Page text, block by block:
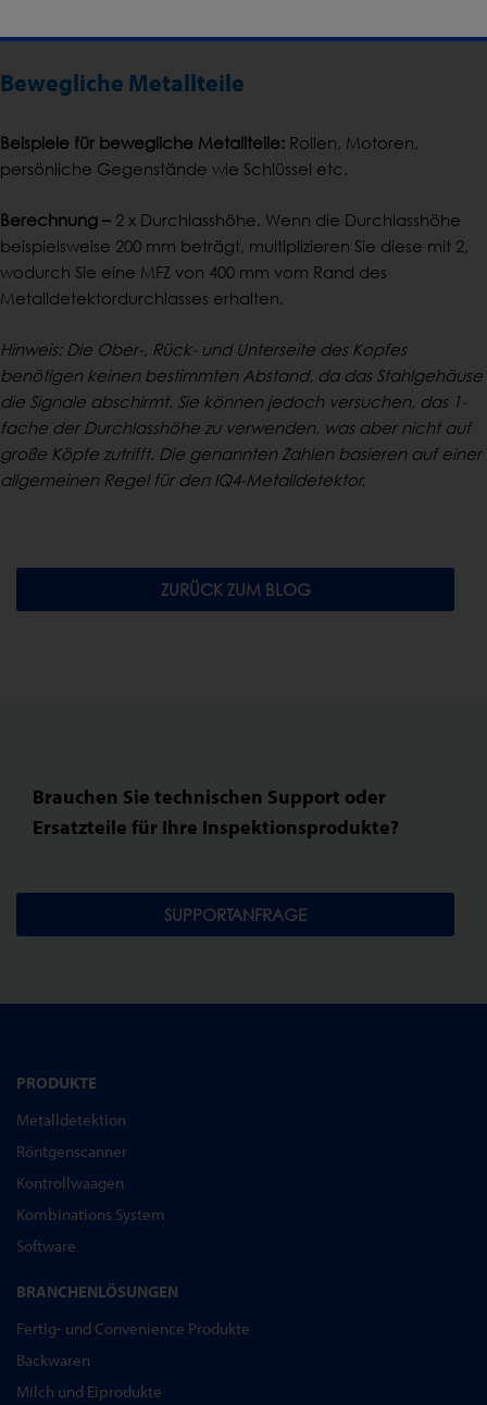
Bewegliche Metallteile
Beispiele für bewegliche Metallteile: Rollen, Motoren,
persönliche Gegenstände wie Schlüssel etc.
Berechnung – 2 x Durchlasshöhe. Wenn die Durchlasshöhe
beispielsweise 200 mm beträgt, multiplizieren Sie diese mit 2,
wodurch Sie eine MFZ von 400 mm vom Rand des
Metalldetektordurchlasses erhalten.
Hinweis: Die Ober-, Rück- und Unterseite des Kopfes
benötigen keinen bestimmten Abstand, da das Stahlgehäuse
die Signale abschirmt. Sie können jedoch versuchen, das 1-
fache der Durchlasshöhe zu verwenden, was aber nicht auf
große Köpfe zutrifft. Die genannten Zahlen basieren auf einer
allgemeinen Regel für den IQ4-Metalldetektor.
ZURÜCK ZUM BLOG
Brauchen Sie technischen Support oder
Ersatzteile für Ihre Inspektionsprodukte?
SUPPORTANFRAGE
PRODUKTE
Metalldetektion
Röntgenscanner
Kontrollwaagen
Kombinations System
Software
BRANCHENLÖSUNGEN
Fertig- und Convenience Produkte
Backwaren
Milch und Eiprodukte